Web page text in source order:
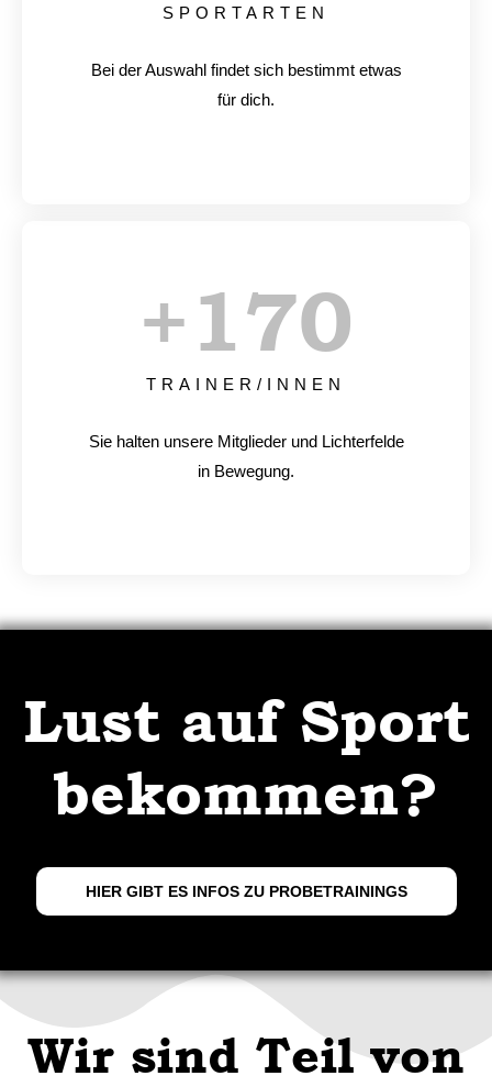
SPORTARTEN
Bei der Auswahl findet sich bestimmt etwas
für dich.
TRAINER/INNEN
+170
Sie halten unsere Mitglieder und Lichterfelde
in Bewegung.
Lust auf Sport
bekommen?
HIER GIBT ES INFOS ZU PROBETRAININGS
Wir sind Teil von